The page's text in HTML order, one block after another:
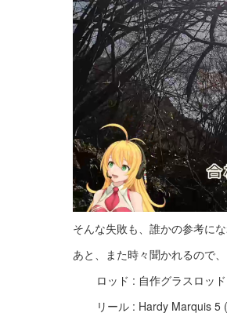
そんな失敗も、誰かの参考にな
あと、また時々聞かれるので
ロッド : 自作グラスロッ
リール : Hardy Marquis 5